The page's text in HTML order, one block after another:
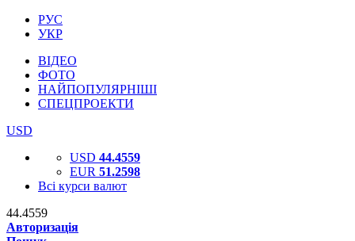
РУС
УКР
ВІДЕО
ФОТО
НАЙПОПУЛЯРНІШІ
СПЕЦПРОЕКТИ
USD
USD 44.4559
EUR 51.2598
Всі курси валют
44.4559
Авторизація